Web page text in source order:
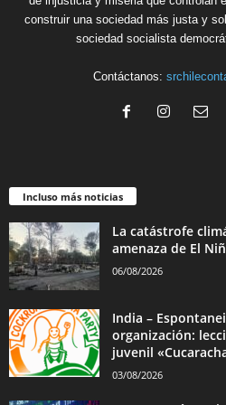
construir una sociedad más justa y
sociedad socialista
Contáctanos:
Incluso más noticias
La catástrofe
amenaza de El
06/08/2026
India –
organización:
juvenil
03/08/2026